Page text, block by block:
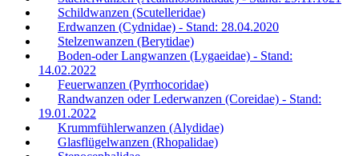
Schildwanzen (Scutelleridae)
Erdwanzen (Cydnidae) - Stand: 28.04.2020
Stelzenwanzen (Berytidae)
Boden-oder Langwanzen (Lygaeidae) - Stand:
14.02.2022
Feuerwanzen (Pyrrhocoridae)
Randwanzen oder Lederwanzen (Coreidae) - Stand:
19.01.2022
Krummfühlerwanzen (Alydidae)
Glasflügelwanzen (Rhopalidae)